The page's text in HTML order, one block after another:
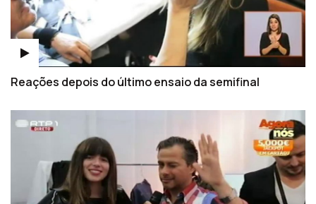
Reações depois do último ensaio da semifinal